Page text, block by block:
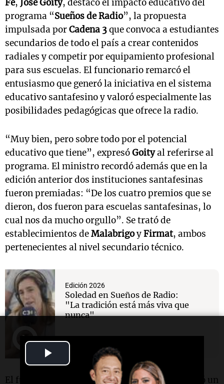
Video
Fe, José Goity, destacó el impacto educativo del
programa “Sueños de Radio”, la propuesta
impulsada porCadena 3que convoca a estudiantes
secundarios de todo el país a crear contenidos
radiales y competir por equipamiento profesional
para sus escuelas. El funcionario remarcó el
entusiasmo que generó la iniciativa en el sistema
educativo santafesino y valoró especialmente las
posibilidades pedagógicas que ofrece la radio.
“Muy bien, pero sobre todo por el potencial
educativo que tiene”, expresóGoityal referirse al
programa. El ministro recordó además que en la
edición anterior dos instituciones santafesinas
fueron premiadas: “De los cuatro premios que se
dieron, dos fueron para escuelas santafesinas, lo
cual nos da mucho orgullo”. Se trató de
establecimientos deMalabrigoyFirmat, ambos
pertenecientes al nivel secundario técnico.
Edición 2026
Soledad en Sueños de Radio:
"La tradición está más viva que
nunca"
El funcionario señaló que la propuesta despertó un